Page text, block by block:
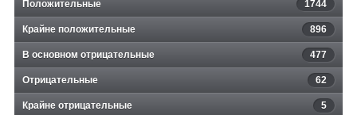
Положительные 1744
Крайне положительные 896
В основном отрицательные 477
Отрицательные 62
Крайне отрицательные 5